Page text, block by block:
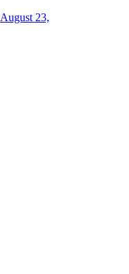
August 23,